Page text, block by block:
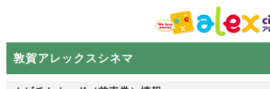
敦賀アレックスシネマ